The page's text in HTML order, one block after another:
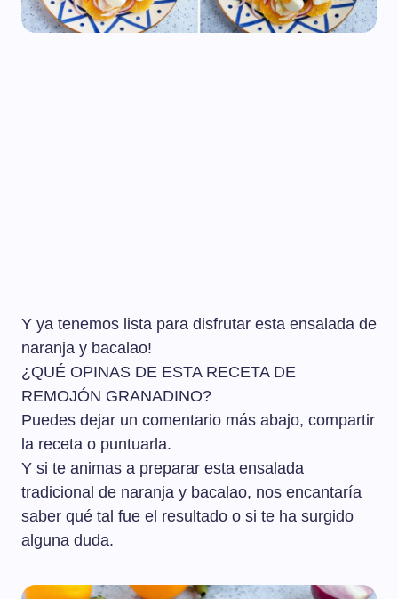
Y ya tenemos lista para disfrutar esta ensalada de
naranja y bacalao!
¿QUÉ OPINAS DE ESTA RECETA DE
REMOJÓN GRANADINO?
Puedes dejar un comentario más abajo, compartir
la receta o puntuarla.
Y si te animas a preparar esta ensalada
tradicional de naranja y bacalao, nos encantaría
saber qué tal fue el resultado o si te ha surgido
alguna duda.